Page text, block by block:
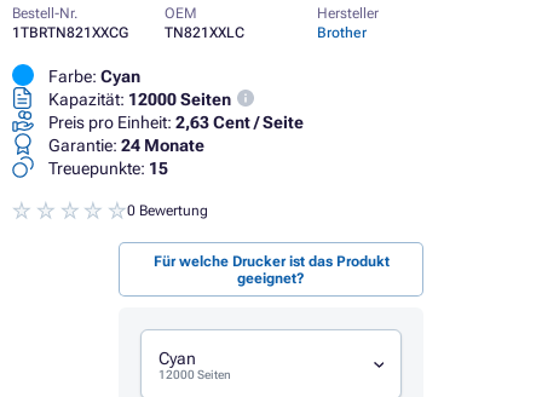
Bestell-Nr.
1TBRTN821XXCG
OEM
TN821XXLC
Hersteller
Brother
Farbe: Cyan
Kapazität: 12000 Seiten
Preis pro Einheit: 2,63 Cent / Seite
Garantie: 24 Monate
Treuepunkte: 15
0 Bewertung
Für welche Drucker ist das Produkt
geeignet?
Cyan
12000 Seiten